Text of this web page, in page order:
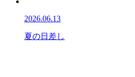
2026.06.13
夏の日差し